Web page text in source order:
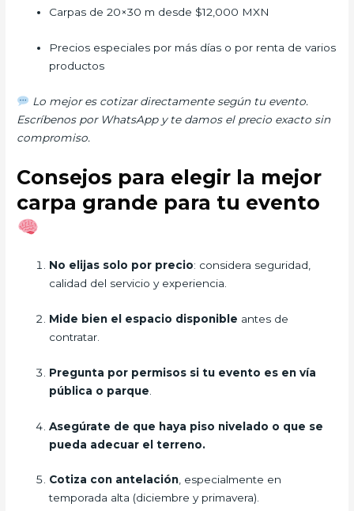
Carpas de 20×30 m desde $12,000 MXN
Precios especiales por más días o por renta de varios
productos
Lo mejor es cotizar directamente según tu evento.
Escríbenos por WhatsApp y te damos el precio exacto sin
compromiso.
Consejos para elegir la mejor
carpa grande para tu evento
No elijas solo por precio: considera seguridad,
calidad del servicio y experiencia.
Mide bien el espacio disponible antes de
contratar.
Pregunta por permisos si tu evento es en vía
pública o parque
Asegúrate de que haya piso nivelado o que se
pueda adecuar el terreno.
Cotiza con antelación, especialmente en
temporada alta (diciembre y primavera).